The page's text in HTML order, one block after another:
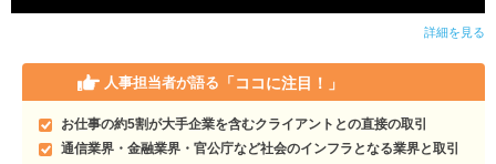
詳細を見る
人事担当者が語る 「ココに注目！」
お仕事の約5割が大手企業を含むクライアントとの直接の取引
通信業界・金融業界・官公庁など社会のインフラとなる業界と取引